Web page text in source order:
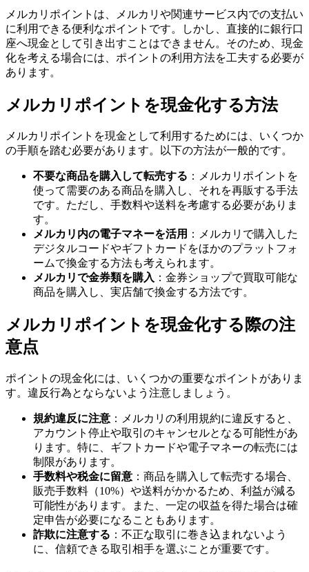
メルカリポイントは、メルカリや関連サービス内での支払い
に利用できる便利なポイントです。しかし、直接的に銀行口
座へ現金として引き出すことはできません。そのため、現金
化を考える場合には、ポイントの利用方法を工夫する必要が
あります。
メルカリポイントを現金化する方法
メルカリポイントを現金として利用するためには、いくつか
の手順を踏む必要があります。以下の方法が一般的です。
不要な商品を購入して転売する ：メルカリポイントを
使って需要のある商品を購入し、それを再販する手法
です。ただし、手数料や送料を考慮する必要がありま
す。
メルカリ内の電子マネーを活用 ：メルカリで購入した
デジタルコードやギフトカードをほかのプラットフォ
ームで換金する方法も考えられます。
メルカリで金券類を購入 ：金券ショップで買取可能な
商品を購入し、実店舗で換金する方法です。
メルカリポイントを現金化する際の注
意点
ポイントの現金化には、いくつかの重要なポイントがありま
す。違反行為とならないよう注意しましょう。
規約違反に注意 ：メルカリの利用規約に違反すると、
アカウント停止や取引のキャンセルとなる可能性があ
ります。特に、ギフトカードや電子マネーの転売には
制限があります。
手数料や税金に留意 ：商品を購入して転売する場合、
販売手数料（10%）や送料がかかるため、利益が減る
可能性があります。また、一定の収益を得た場合は確
定申告が必要になることもあります。
詐欺に注意する ：不正な取引に巻き込まれないよう
に、信頼できる取引相手を選ぶことが重要です。